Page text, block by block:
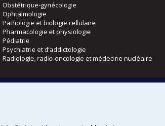
Obstétrique-gynécologie
Ophtalmologie
Pathologie et biologie cellulaire
Pharmacologie et physiologie
Pédiatrie
Psychiatrie et d’addictologie
Radiologie, radio-oncologie et médecine nucléaire